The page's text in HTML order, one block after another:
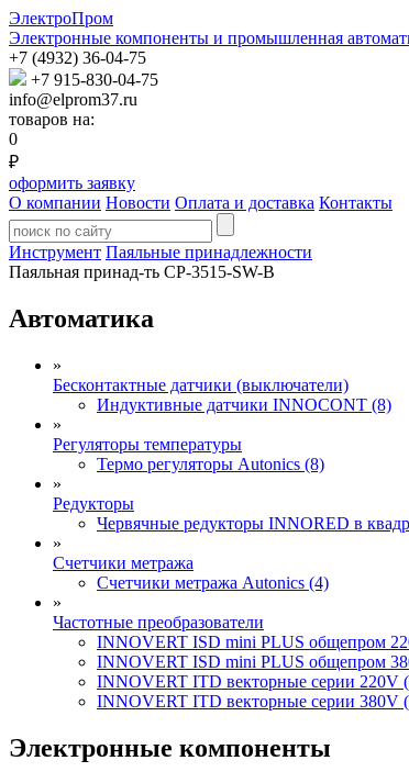
ЭлектроПром
Электронные компоненты и промышленная
+7 (4932) 36-04-75
+7 915-830-04-75
info@elprom37.ru
товаров на:
0
₽
оформить заявку
О компании Новости Оплата и доставка Контакты
Инструмент Паяльные принадлежности
Паяльная принад-ть CP-3515-SW-B
Автоматика
»
Бесконтактные датчики (выключатели)
Индуктивные датчики INNOCONT (8)
»
Регуляторы температуры
Термо регуляторы Autonics (8)
»
Редукторы
Червячные редукторы INNORED в
»
Счетчики метража
Счетчики метража Autonics (4)
»
Частотные преобразователи
INNOVERT ISD mini PLUS общепром
INNOVERT ISD mini PLUS общепром
INNOVERT ITD векторные серии 220V
INNOVERT ITD векторные серии 380V
Электронные компоненты